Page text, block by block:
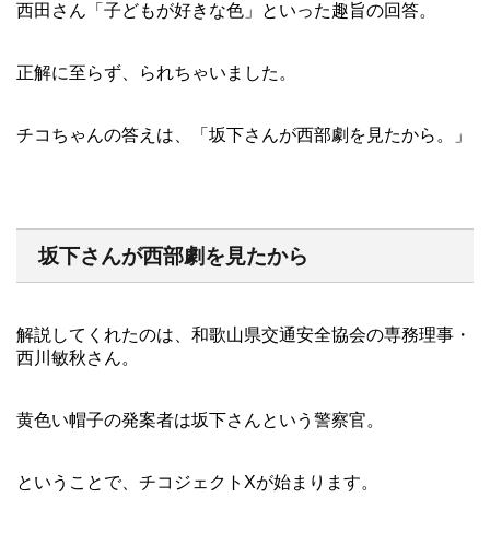
西田さん「子どもが好きな色」といった趣旨の回答。
正解に至らず、られちゃいました。
チコちゃんの答えは、「坂下さんが西部劇を見たから。」
坂下さんが西部劇を見たから
解説してくれたのは、和歌山県交通安全協会の専務理事・
西川敏秋さん。
黄色い帽子の発案者は坂下さんという警察官。
ということで、チコジェクトXが始まります。